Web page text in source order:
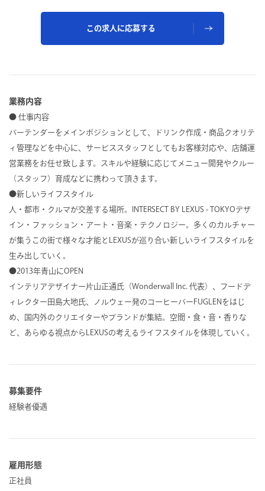
この求人に応募する
業務内容
● 仕事内容
バーテンダーをメインポジションとして、ドリンク作成・商品クオリテ
ィ管理などを中心に、サービススタッフとしてもお客様対応や、店舗運
営業務をお任せ致します。スキルや経験に応じてメニュー開発やクルー
（スタッフ）育成などに携わって頂きます。
●新しいライフスタイル
人・都市・クルマが交差する場所。INTERSECT BY LEXUS - TOKYOデザ
イン・ファッション・アート・音楽・テクノロジー。多くのカルチャー
が集うこの街で様々な才能とLEXUSが巡り合い新しいライフスタイルを
生み出していく。
●2013年青山にOPEN
インテリアデザイナー片山正通氏（Wonderwall Inc. 代表）、フードデ
ィレクター田島大地氏、ノルウェー発のコーヒーバーFUGLENをはじ
め、国内外のクリエイターやブランドが集結。空間・食・音・香りな
ど、あらゆる視点からLEXUSの考えるライフスタイルを体現していく。
募集要件
経験者優遇
雇用形態
正社員